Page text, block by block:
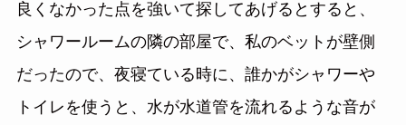
良くなかった点を強いて探してあげるとすると、
シャワールームの隣の部屋で、私のベットが壁側
だったので、夜寝ている時に、誰かがシャワーや
トイレを使うと、水が水道管を流れるような音が